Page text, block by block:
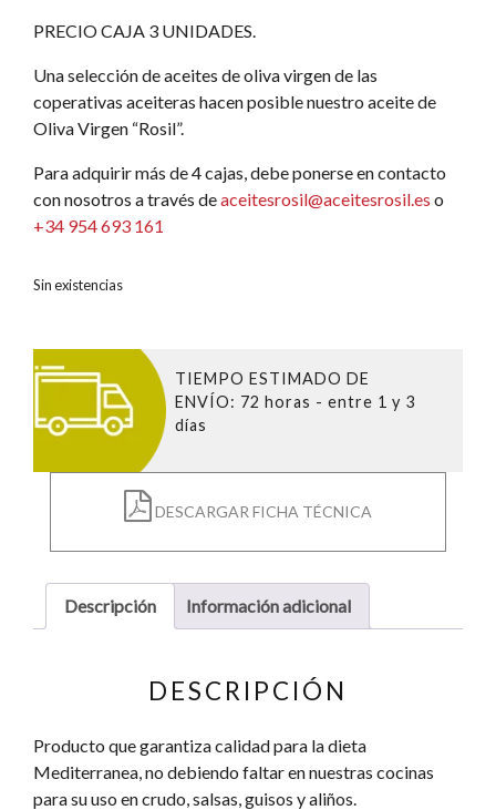
PRECIO CAJA 3 UNIDADES.
Una selección de aceites de oliva virgen de las
coperativas aceiteras hacen posible nuestro aceite de
Oliva Virgen “Rosil”.
Para adquirir más de 4 cajas, debe ponerse en contacto
con nosotros a través deaceitesrosil@aceitesrosil.es o
+34 954 693 161
Sin existencias
TIEMPO ESTIMADO DE
ENVÍO: 72 horas - entre 1 y 3
días
DESCARGAR FICHA TÉCNICA
Descripción Información adicional
DESCRIPCIÓN
Producto que garantiza calidad para la dieta
Mediterranea, no debiendo faltar en nuestras cocinas
para su uso en crudo, salsas, guisos y aliños.